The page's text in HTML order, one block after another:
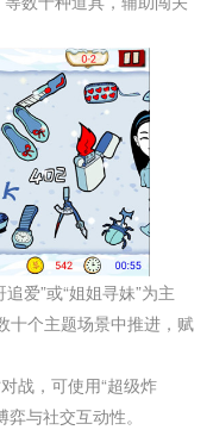
爱”或“姐姐寻妹”为主
十个主题场景中推进，赋
战，可使用“超级炸
与社交互动性。